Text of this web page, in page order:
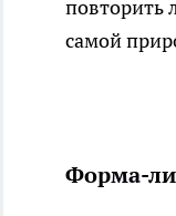
повторить
самой
Форма-